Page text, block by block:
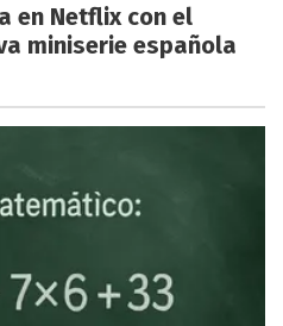
en Netflix con el
miniserie española